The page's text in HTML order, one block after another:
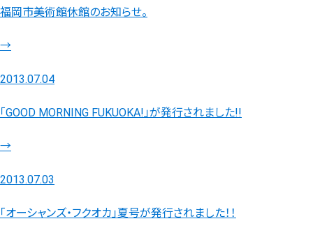
福岡市美術館休館のお知らせ。
→
2013.07.04
「GOOD MORNING FUKUOKA!」が発行されました!!
→
2013.07.03
「オーシャンズ・フクオカ」夏号が発行されました！！